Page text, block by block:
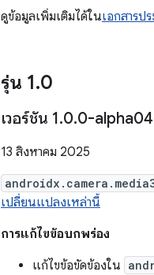
ดูข้อมูลเพิ่มเติมได้ในเอกสารป
รุ่น 1.0
เวอร์ชัน 1.0.0-alpha04
13 สิงหาคม 2025
เปลี่ยนแปลงเหล่านี้
การแก้ไขข้อบกพร่อง
แก้ไขข้อขัดข้องใน